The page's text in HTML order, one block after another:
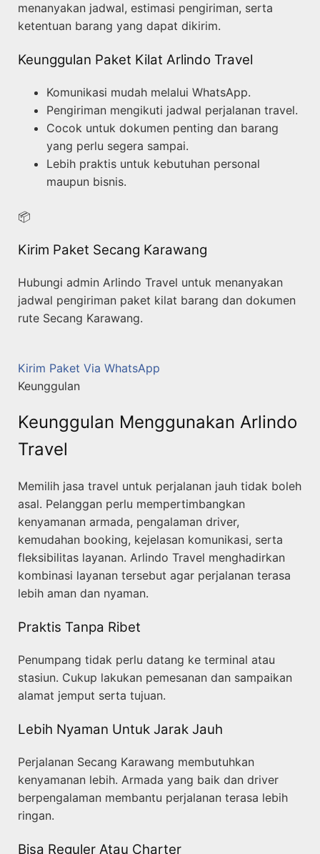
menanyakan jadwal, estimasi pengiriman, serta
ketentuan barang yang dapat dikirim.
Keunggulan Paket Kilat Arlindo Travel
Komunikasi mudah melalui WhatsApp.
Pengiriman mengikuti jadwal perjalanan travel.
Cocok untuk dokumen penting dan barang
yang perlu segera sampai.
Lebih praktis untuk kebutuhan personal
maupun bisnis.
📦
Kirim Paket Secang Karawang
Hubungi admin Arlindo Travel untuk menanyakan
jadwal pengiriman paket kilat barang dan dokumen
rute Secang Karawang.
Kirim Paket Via WhatsApp
Keunggulan
Keunggulan Menggunakan Arlindo
Travel
Memilih jasa travel untuk perjalanan jauh tidak boleh
asal. Pelanggan perlu mempertimbangkan
kenyamanan armada, pengalaman driver,
kemudahan booking, kejelasan komunikasi, serta
fleksibilitas layanan. Arlindo Travel menghadirkan
kombinasi layanan tersebut agar perjalanan terasa
lebih aman dan nyaman.
Praktis Tanpa Ribet
Penumpang tidak perlu datang ke terminal atau
stasiun. Cukup lakukan pemesanan dan sampaikan
alamat jemput serta tujuan.
Lebih Nyaman Untuk Jarak Jauh
Perjalanan Secang Karawang membutuhkan
kenyamanan lebih. Armada yang baik dan driver
berpengalaman membantu perjalanan terasa lebih
ringan.
Bisa Reguler Atau Charter